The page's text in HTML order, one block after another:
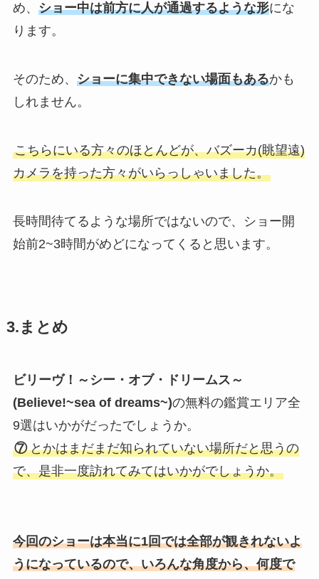
め、 ショー中は前方に人が通過するような形にな
ります。
そのため、 ショーに集中できない場面もあるかも
しれません。
こちらにいる方々のほとんどが、バズーカ(眺望遠)
カメラを持った方々がいらっしゃいました。
長時間待てるような場所ではないので、ショー開
始前2~3時間がめどになってくると思います。
3.まとめ
ビリーヴ！～シー・オブ・ドリームス～
(Believe!~sea of dreams~)の無料の鑑賞エリア全
9選はいかがだったでしょうか。
⑦ とかはまだまだ知られていない場所だと思うの
で、是非一度訪れてみてはいかがでしょうか。
今回のショーは本当に1回では全部が観きれないよ
うになっているので、いろんな角度から、何度で